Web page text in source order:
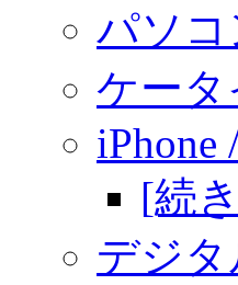
パソコ
ケータ
iPhone
[続
デジタ